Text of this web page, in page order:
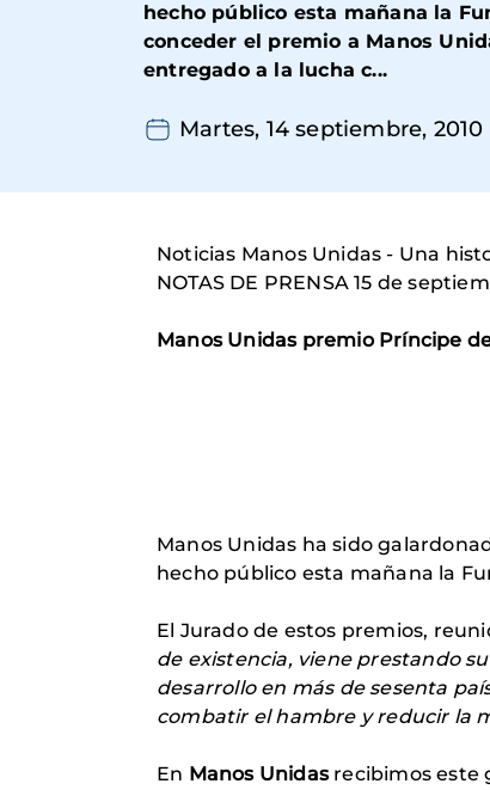
hecho público esta mañana la
conceder el premio a Manos
entregado a la lucha c...
Martes, 14 septiembre, 2010
Noticias Manos Unidas - Una
NOTAS DE PRENSA 15 de
Manos Unidas premio Príncipe
Manos Unidas ha sido
hecho público esta mañana la
El Jurado de estos premios,
de existencia, viene prestando
desarrollo en más de sesenta
combatir el hambre y reducir la
En Manos Unidasrecibimos este